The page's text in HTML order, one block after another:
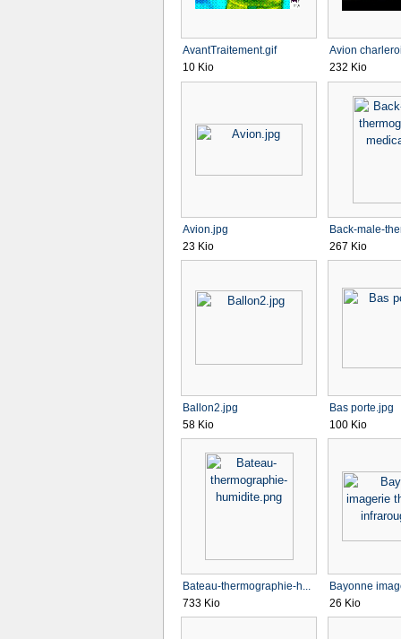
AvantTraitement.gif
10 Kio
Avion
232 Kio
Avion.jpg
23 Kio
Back-male-
267 Kio
Ballon2.jpg
58 Kio
Bas porte.jpg
100 Kio
Bateau-thermographie-h...
733 Kio
Bayonne
26 Kio